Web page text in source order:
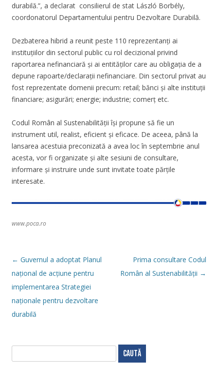
durabilă.”, a declarat consilierul de stat László Borbély,
coordonatorul Departamentului pentru Dezvoltare Durabilă.
Dezbaterea hibrid a reunit peste 110 reprezentanți ai
instituțiilor din sectorul public cu rol decizional privind
raportarea nefinanciară și ai entităților care au obligația de a
depune rapoarte/declarații nefinanciare. Din sectorul privat au
fost reprezentate domenii precum: retail; bănci și alte instituții
financiare; asigurări; energie; industrie; comerț etc.
Codul Român al Sustenabilității își propune să fie un
instrument util, realist, eficient și eficace. De aceea, până la
lansarea acestuia preconizată a avea loc în septembrie anul
acesta, vor fi organizate și alte sesiuni de consultare,
informare și instruire unde sunt invitate toate părțile
interesate.
www.poca.ro
Navigare
în
articol
← Guvernul a adoptat Planul
național de acțiune pentru
implementarea Strategiei
naționale pentru dezvoltare
durabilă
Prima consultare Codul
Român al Sustenabilității →
a